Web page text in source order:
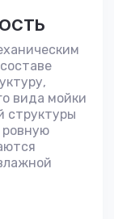
вида мойки
структуры